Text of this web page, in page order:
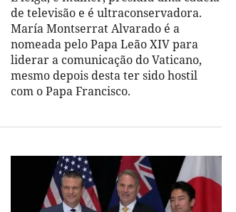
de televisão e é ultraconservadora.
María Montserrat Alvarado é a
nomeada pelo Papa Leão XIV para
liderar a comunicação do Vaticano,
mesmo depois desta ter sido hostil
com o Papa Francisco.